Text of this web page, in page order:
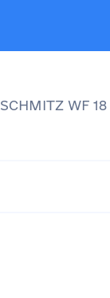
SCHMITZ WF 18